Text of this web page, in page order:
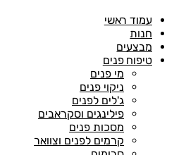
עמוד ראשי
חנות
מבצעים
טיפוח פנים
מי פנים
ניקוי פנים
ג'לים לפנים
פילינגים וסקראבים
מסכות פנים
קרמים לפנים וצוואר